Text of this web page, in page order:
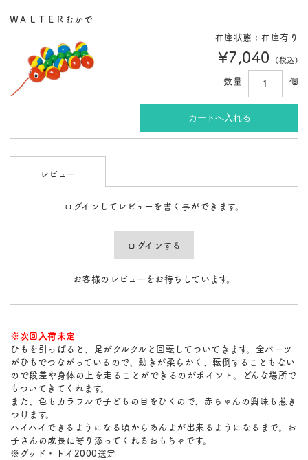
ＷＡＬＴＥＲむかで
在庫状態 : 在庫有り
¥7,040 (税込)
数量 個
レビュー
ログインしてレビューを書く事ができます。
ログインする
お客様のレビューをお待ちしています。
※次回入荷未定
ひもを引っぱると、足がクルクルと回転してついてきます。全パーツ
がひもでつながっているので、動きが柔らかく、転倒することもない
ので段差や身体の上を走ることができるのがポイント。どんな場所で
もついてきてくれます。
また、色もカラフルで子どもの目をひくので、赤ちゃんの興味も惹き
つけます。
ハイハイできるようになる頃からあんよが出来るようになるまで。お
子さんの成長に寄り添ってくれるおもちゃです。
※グッド・トイ2000選定